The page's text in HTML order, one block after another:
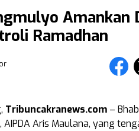
Amankan
Ramadhan
Tribuncakranews.com –
Aris Maulana, yang